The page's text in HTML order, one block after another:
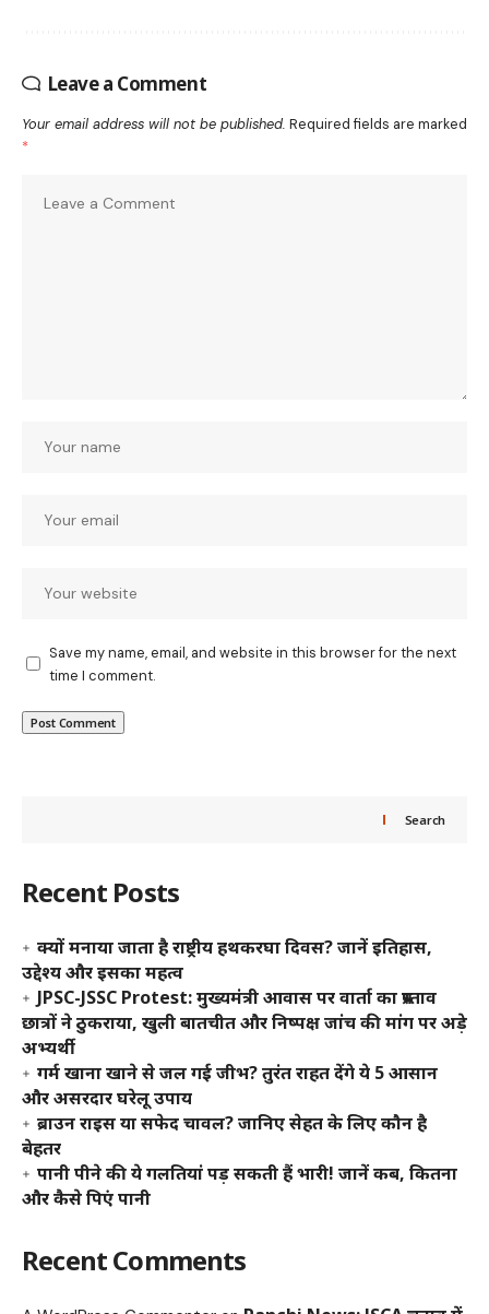
Leave a Comment
Your email address will not be published. Required fields are marked
*
Save my name, email, and website in this browser for the next
time I comment.
Search
Recent Posts
क्यों मनाया जाता है राष्ट्रीय हथकरघा दिवस? जानें इतिहास,
उद्देश्य और इसका महत्व
JPSC-JSSC Protest: मुख्यमंत्री आवास पर वार्ता का प्रस्ताव
छात्रों ने ठुकराया, खुली बातचीत और निष्पक्ष जांच की मांग पर अड़े
अभ्यर्थी
गर्म खाना खाने से जल गई जीभ? तुरंत राहत देंगे ये 5 आसान
और असरदार घरेलू उपाय
ब्राउन राइस या सफेद चावल? जानिए सेहत के लिए कौन है
बेहतर
पानी पीने की ये गलतियां पड़ सकती हैं भारी! जानें कब, कितना
और कैसे पिएं पानी
Recent Comments